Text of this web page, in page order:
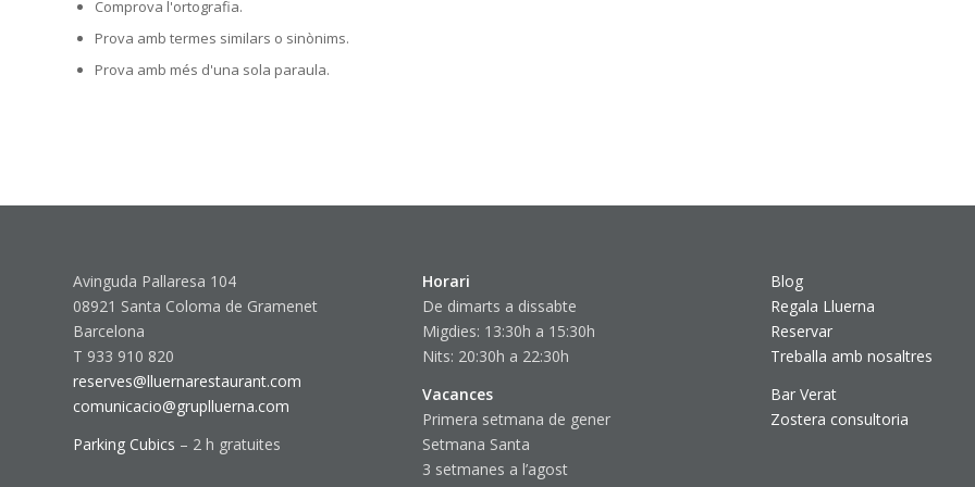
Comprova l'ortografia.
Prova amb termes similars o sinònims.
Prova amb més d'una sola paraula.
Avinguda Pallaresa 104
08921 Santa Coloma de Gramenet
Barcelona
T 933 910 820
reserves@lluernarestaurant.com
comunicacio@gruplluerna.com
Parking Cubics – 2 h gratuites
Horari
De dimarts a dissabte
Migdies: 13:30h a 15:30h
Nits: 20:30h a 22:30h
Vacances
Primera setmana de gener
Setmana Santa
3 setmanes a l’agost
Blog
Regala Lluerna
Reservar
Treballa amb nosaltres
Bar Verat
Zostera consultoria